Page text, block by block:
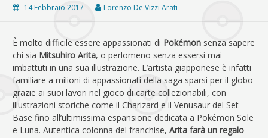
14 Febbraio 2017 Lorenzo De Vizzi Arati
È molto difficile essere appassionati di Pokémon senza sapere
chi sia Mitsuhiro Arita, o perlomeno senza essersi mai
imbattuti in una sua illustrazione. L’artista giapponese è infatti
familiare a milioni di appassionati della saga sparsi per il globo
grazie ai suoi lavori nel gioco di carte collezionabili, con
illustrazioni storiche come il Charizard e il Venusaur del Set
Base fino all’ultimissima espansione dedicata a Pokémon Sole
e Luna. Autentica colonna del franchise, Arita farà un regalo